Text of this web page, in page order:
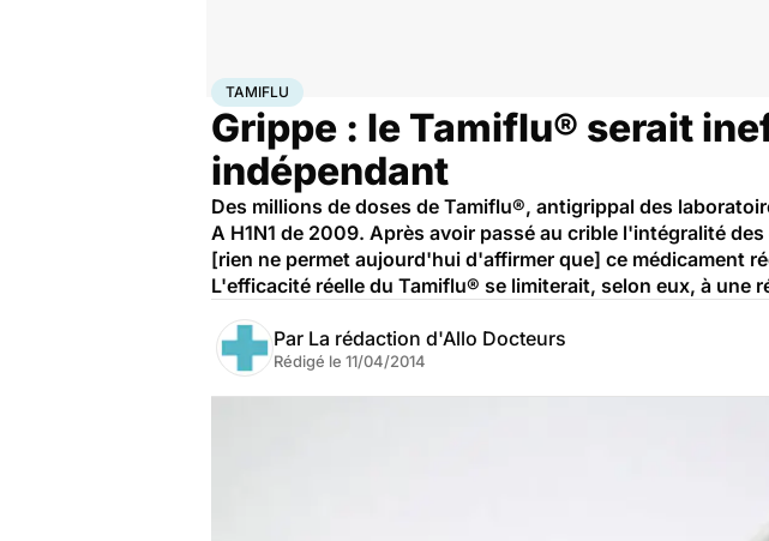
AccueilSantéTamiflu
TAMIFLU
Grippe : le Tamiflu® serait
indépendant
Des millions de doses de Tamiflu®, antigrippal des
A H1N1 de 2009. Après avoir passé au crible l'intégralité
[rien ne permet aujourd'hui d'affirmer que] ce médicament
L'efficacité réelle du Tamiflu® se limiterait, selon eux, à
Par La rédaction d'Allo Docteurs
Rédigé le 11/04/2014